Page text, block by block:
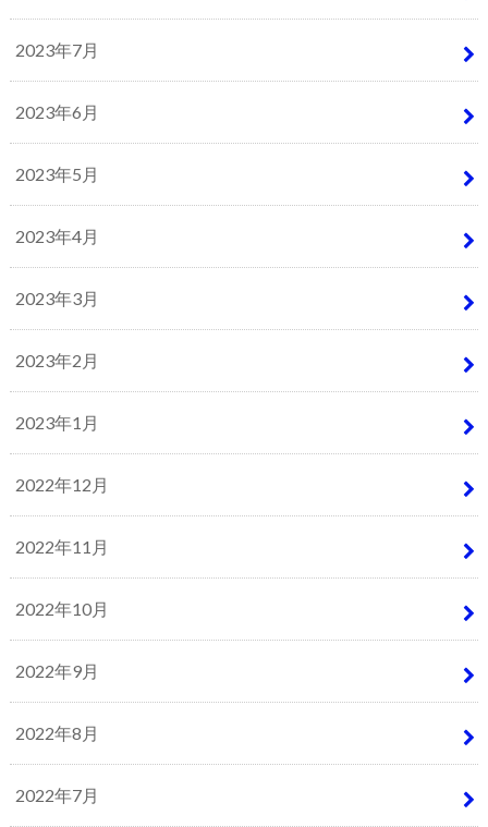
2023年7月
2023年6月
2023年5月
2023年4月
2023年3月
2023年2月
2023年1月
2022年12月
2022年11月
2022年10月
2022年9月
2022年8月
2022年7月